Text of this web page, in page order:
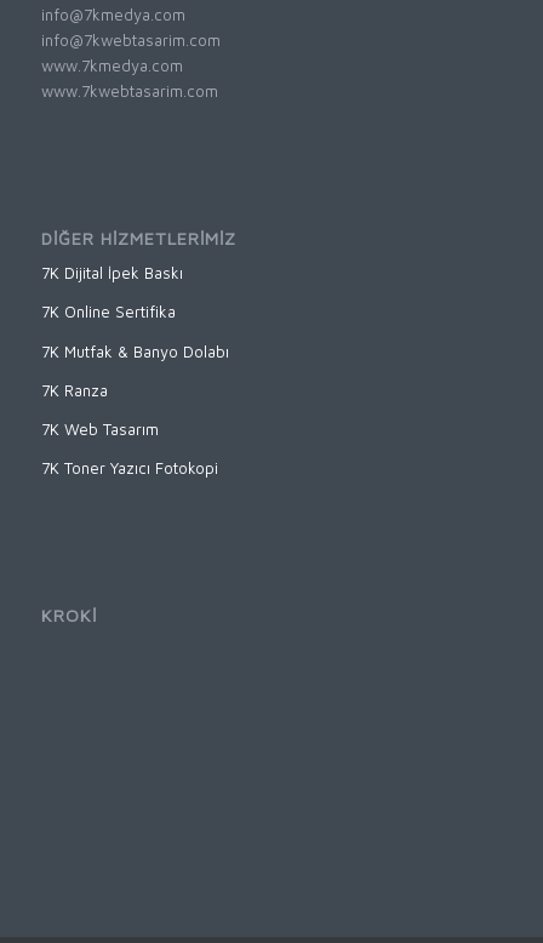
info@7kmedya.com
info@7kwebtasarim.com
www.7kmedya.com
www.7kwebtasarim.com
DİĞER HİZMETLERİMİZ
7K Dijital İpek Baskı
7K Online Sertifika
7K Mutfak & Banyo Dolabı
7K Ranza
7K Web Tasarım
7K Toner Yazıcı Fotokopi
KROKİ